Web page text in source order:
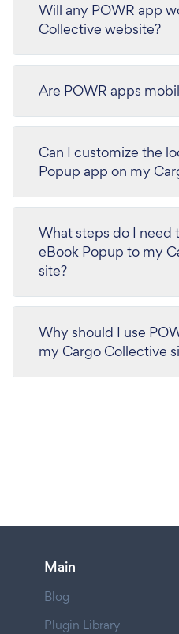
Will any POWR app
Collective website?
Are POWR apps
Can I customize the
Popup app on my
What steps do I need
eBook Popup to my
site?
Why should I use
my Cargo Collective
Main
Blog
Plugin Library